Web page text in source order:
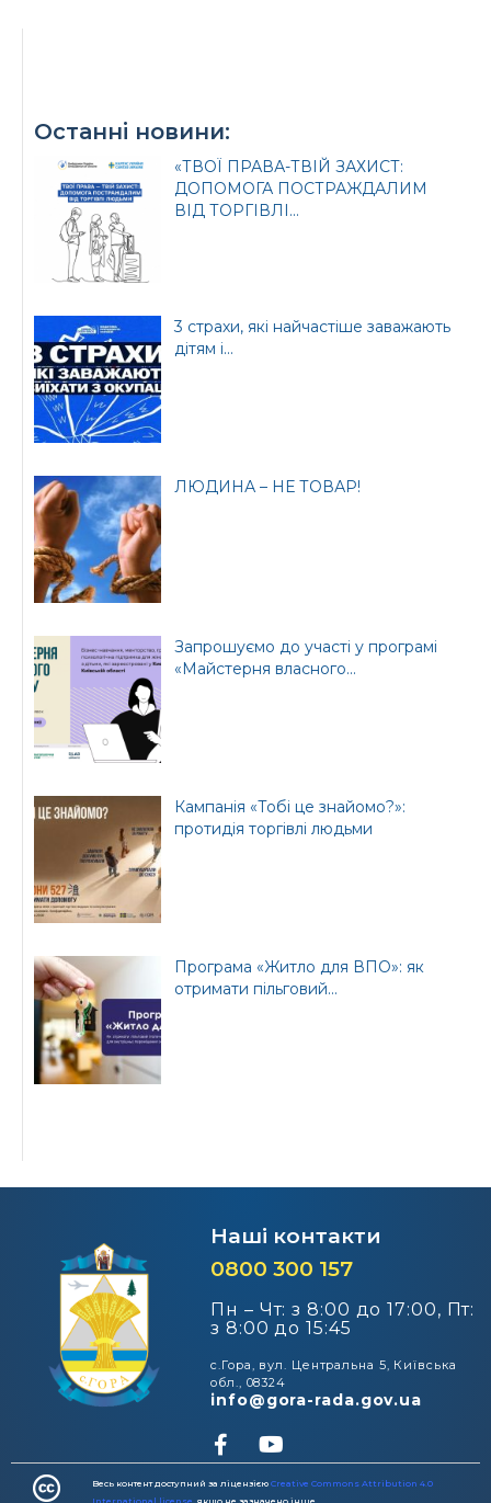
Останні новини:
«ТВОЇ ПРАВА-ТВІЙ ЗАХИСТ:
ДОПОМОГА ПОСТРАЖДАЛИМ
ВІД ТОРГІВЛІ...
3 страхи, які найчастіше заважають
дітям і...
ЛЮДИНА – НЕ ТОВАР!
Запрошуємо до участі у програмі
«Майстерня власного...
Кампанія «Тобі це знайомо?»:
протидія торгівлі людьми
Програма «Житло для ВПО»: як
отримати пільговий...
Наші контакти
0800 300 157
Пн – Чт: з 8:00 до 17:00, Пт:
з 8:00 до 15:45
с.Гора, вул. Центральна 5, Київська
обл., 08324
info@gora-rada.gov.ua
Весь контент доступний за ліцензієюCreative Commons Attribution 4.0
International license , якщо не зазначено інше​
Офіційний веб-сайт
України
представництво
Президента України
Урядовий портал
Київська обласна
Офіційний веб-сайт
Бориспільської РДА